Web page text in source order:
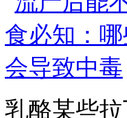
乳酪某些